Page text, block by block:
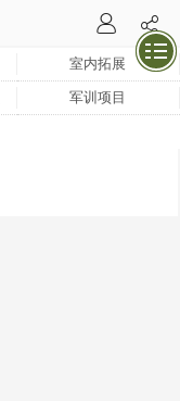
室内拓展
军训项目